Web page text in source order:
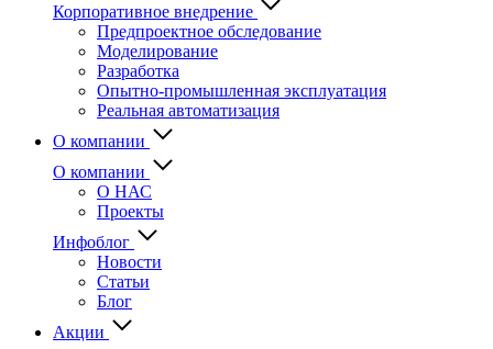
Корпоративное внедрение
Предпроектное обследование
Моделирование
Разработка
Опытно-промышленная эксплуатация
Реальная автоматизация
О компании
О компании
О НАС
Проекты
Инфоблог
Новости
Статьи
Блог
Акции